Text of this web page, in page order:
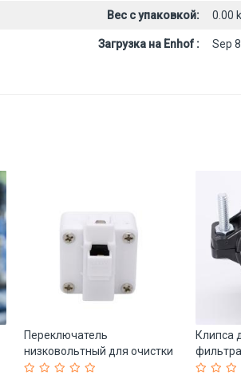
Вес с упаковкой: 0.00
Загрузка на Enhof : Sep
Переключатель
низковольтный для очистки
воды низкого давления (арт.
Клипса